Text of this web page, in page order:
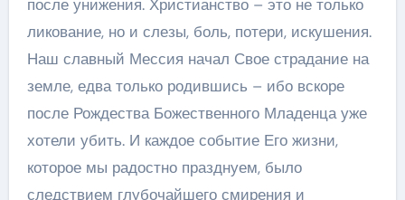
после унижения. Христианство – это не только
ликование, но и слезы, боль, потери, искушения.
Наш славный Мессия начал Свое страдание на
земле, едва только родившись – ибо вскоре
после Рождества Божественного Младенца уже
хотели убить. И каждое событие Его жизни,
которое мы радостно празднуем, было
следствием глубочайшего смирения и